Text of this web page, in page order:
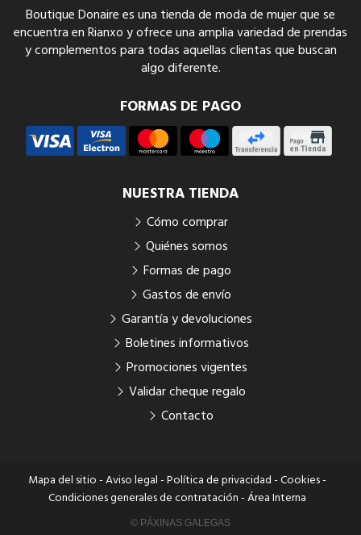
Boutique Donaire es una tienda de moda de mujer que se
encuentra en Rianxo y ofrece una amplia variedad de prendas
y complementos para todas aquellas clientas que buscan
algo diferente.
FORMAS DE PAGO
NUESTRA TIENDA
Cómo comprar
Quiénes somos
Formas de pago
Gastos de envío
Garantía y devoluciones
Boletines informativos
Promociones vigentes
Validar cheque regalo
Contacto
Mapa del sitio - Aviso legal - Política de privacidad - Cookies-
Condiciones generales de contratación - Área Interna
© PÁXINAS GALEGAS